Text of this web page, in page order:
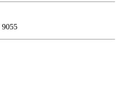
9055